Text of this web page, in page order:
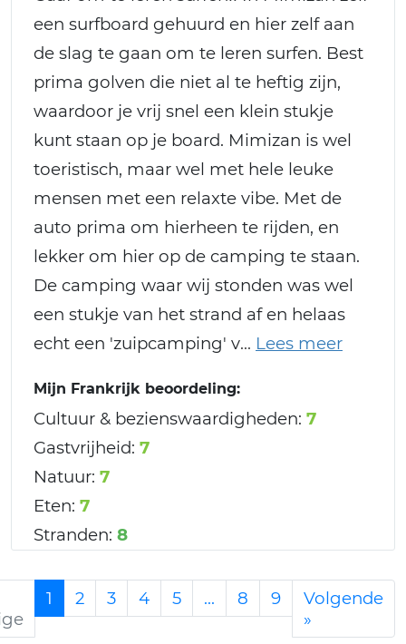
een surfboard gehuurd en hier zelf aan
de slag te gaan om te leren surfen. Best
prima golven die niet al te heftig zijn,
waardoor je vrij snel een klein stukje
kunt staan op je board. Mimizan is wel
toeristisch, maar wel met hele leuke
mensen met een relaxte vibe. Met de
auto prima om hierheen te rijden, en
lekker om hier op de camping te staan.
De camping waar wij stonden was wel
een stukje van het strand af en helaas
echt een 'zuipcamping' v
Mijn Frankrijk beoordeling:
Cultuur & bezienswaardigheden: 7
Gastvrijheid: 7
Natuur: 7
Eten: 7
Stranden: 8
1 2 3 4 5 ... 8 9
Volgende
»